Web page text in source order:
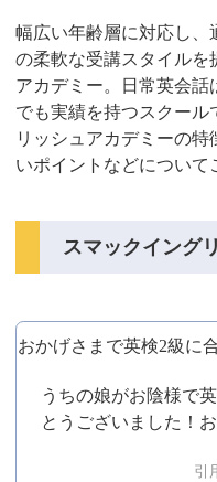
幅広い年齢層に対応し、
の柔軟な受講スタイルを
アカデミー。日常英会話
でも実績を持つスクー
リッシュアカデミーの
いポイントなどについて
スマックイング
おかげさまで英検2級に
うちの娘がお陰様で
とうございました！
引